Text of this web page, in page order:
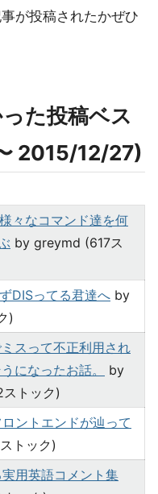
が投稿されたかぜひ
た投稿ベス
2015/12/27)
々なコマンド達を何
by greymd (617ス
DISってる君達へ by
)
スって不正利用され
になったお話。
by
トック)
ントエンドが辿って
トック)
用英語コメント集